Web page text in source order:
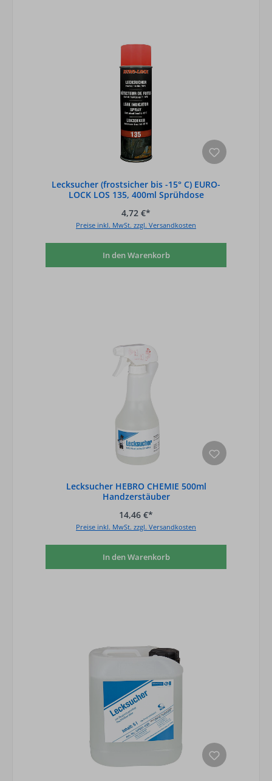
Lecksucher (frostsicher bis -15° C) EURO-
LOCK LOS 135, 400ml Sprühdose
4,72 €*
Preise inkl. MwSt. zzgl. Versandkosten
In den Warenkorb
Lecksucher HEBRO CHEMIE 500ml
Handzerstäuber
14,46 €*
Preise inkl. MwSt. zzgl. Versandkosten
In den Warenkorb